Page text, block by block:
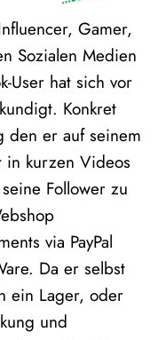
Gamer,
Sozialen Medien
User hat sich vor
Konkret
den er auf seinem
in kurzen Videos
Follower zu
via PayPal
Da er selbst
ein Lager, oder
und